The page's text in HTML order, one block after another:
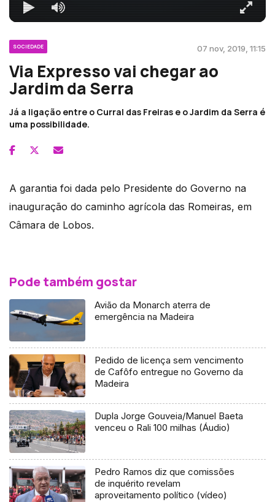
SOCIEDADE 07 nov, 2019, 11:15
Via Expresso vai chegar ao
Jardim da Serra
Já a ligação entre o Curral das Freiras e o Jardim da Serra é
uma possibilidade.
A garantia foi dada pelo Presidente do Governo na
inauguração do caminho agrícola das Romeiras, em
Câmara de Lobos.
Pode também gostar
Avião da Monarch aterra de
emergência na Madeira
Pedido de licença sem vencimento
de Cafôfo entregue no Governo da
Madeira
Dupla Jorge Gouveia/Manuel Baeta
venceu o Rali 100 milhas (Áudio)
Pedro Ramos diz que comissões
de inquérito revelam
aproveitamento político (vídeo)